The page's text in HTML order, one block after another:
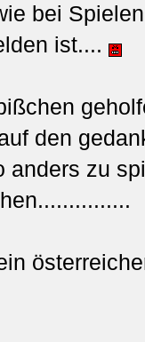
bei
ist....
den
anders zu